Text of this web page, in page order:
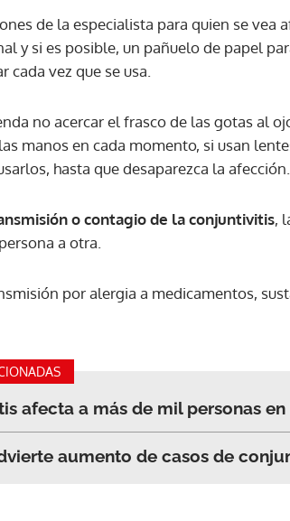
de la especialista para quien se
y si es posible, un pañuelo de papel
cada vez que se usa.
no acercar el frasco de las gotas al
manos en cada momento, si usan
hasta que desaparezca la afección.
o contagio de la conjuntivitis,
a otra.
por alergia a medicamentos,
afecta a más de mil personas
aumento de casos de